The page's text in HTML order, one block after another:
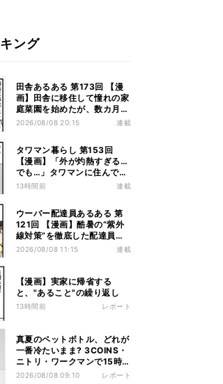
ング
田舎あるある 第173回 【漫
画】田舎に移住して憧れの家
庭菜園を始めたが、数カ月後
の光景に絶句
2026/08/08 20:15 連載
タワマン暮らし 第153回
【漫画】「外が灼熱すぎる…
でも…」タワマンに住んで分
かった夏のメリット
13時間前 連載
ウーバー配達員あるある 第
121回 【漫画】酷暑の“紫外
線対策”を徹底した配達員
が、数カ月後に絶句した理由
2026/08/08 11:15 連載
【漫画】実家に帰省する
と、"あること"の繰り返し
13時間前 レポート
真夏のペットボトル、どれが
一番冷たいまま? 3COINS・
ニトリ・ワークマンで15時間
検証してみた
2026/08/08 09:10 レポート